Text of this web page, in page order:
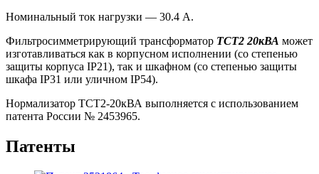
Номинальный ток нагрузки — 30.4 А.
Фильтросимметрирующий трансформатор ТСТ2 20кВА может
изготавливаться как в корпусном исполнении (со степенью
защиты корпуса IP21), так и шкафном (со степенью защиты
шкафа IP31 или уличном IP54).
Нормализатор ТСТ2-20кВА выполняется с использованием
патента России № 2453965.
Патенты